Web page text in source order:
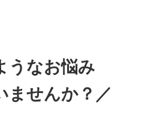
うなお悩み
ませんか？／